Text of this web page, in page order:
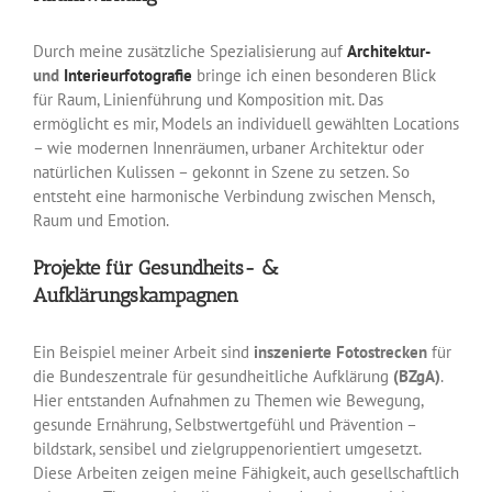
Durch meine zusätzliche Spezialisierung auf Architektur-
und Interieurfotografie bringe ich einen besonderen Blick
für Raum, Linienführung und Komposition mit. Das
ermöglicht es mir, Models an individuell gewählten Locations
– wie modernen Innenräumen, urbaner Architektur oder
natürlichen Kulissen – gekonnt in Szene zu setzen. So
entsteht eine harmonische Verbindung zwischen Mensch,
Raum und Emotion.
Projekte für Gesundheits- &
Aufklärungskampagnen
Ein Beispiel meiner Arbeit sind inszenierte Fotostrecken für
die Bundeszentrale für gesundheitliche Aufklärung (BZgA).
Hier entstanden Aufnahmen zu Themen wie Bewegung,
gesunde Ernährung, Selbstwertgefühl und Prävention –
bildstark, sensibel und zielgruppenorientiert umgesetzt.
Diese Arbeiten zeigen meine Fähigkeit, auch gesellschaftlich